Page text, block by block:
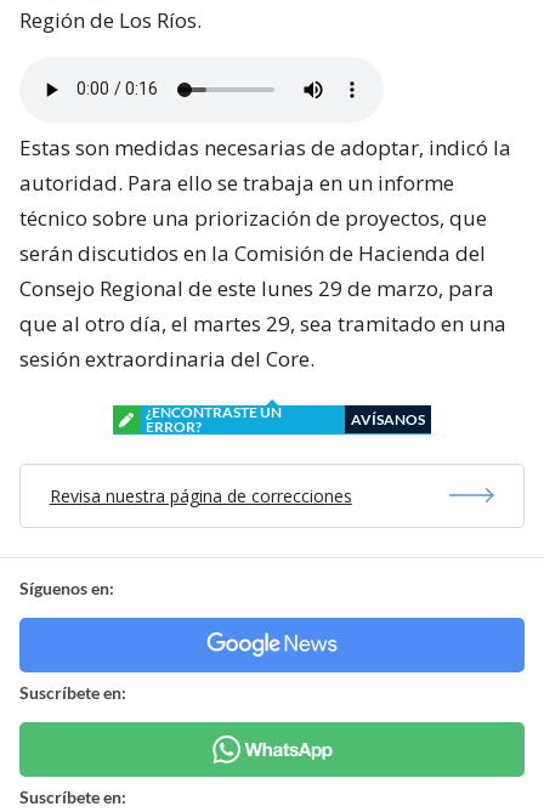
Región de Los Ríos.
Estas son medidas necesarias de adoptar, indicó la
autoridad. Para ello se trabaja en un informe
técnico sobre una priorización de proyectos, que
serán discutidos en la Comisión de Hacienda del
Consejo Regional de este lunes 29 de marzo, para
que al otro día, el martes 29, sea tramitado en una
sesión extraordinaria del Core.
¿ENCONTRASTE UN
ERROR?
AVÍSANOS
Revisa nuestra página de correcciones
Síguenos en:
Suscríbete en:
Suscríbete en: